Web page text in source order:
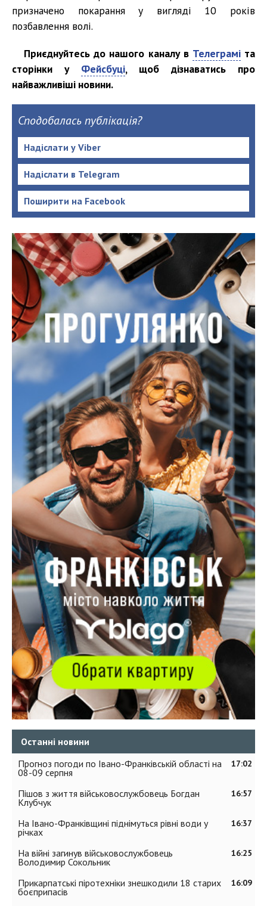
призначено покарання у вигляді 10 років
позбавлення волі.
Приєднуйтесь до нашого каналу в Телеграміта
сторінки у Фейсбуці, щоб дізнаватись про
найважливіші новини.
Сподобалась публікація?
Надіслати у Viber
Надіслати в Telegram
Поширити на Facebook
Останні новини
17:02
Прогноз погоди по Івано-Франківській області на
08-09 серпня
16:57
Пішов з життя військовослужбовець Богдан
Клубчук
16:37
На Івано-Франківщині піднімуться рівні води у
річках
16:25
На війні загинув військовослужбовець
Володимир Сокольник
16:09
Прикарпатські піротехніки знешкодили 18 старих
боєприпасів